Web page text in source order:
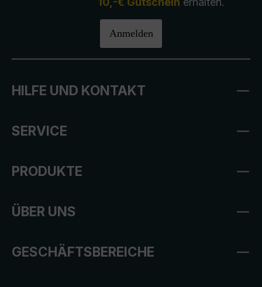
Anmelden
HILFE UND KONTAKT
SERVICE
PRODUKTE
ÜBER UNS
GESCHÄFTSBEREICHE